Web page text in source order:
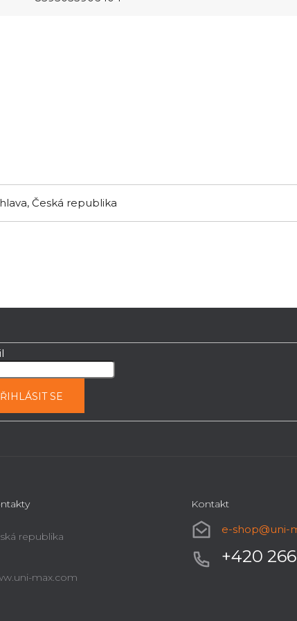
Česká republika
SE
republika
max.com
Kontakt
e-shop@uni-
+420